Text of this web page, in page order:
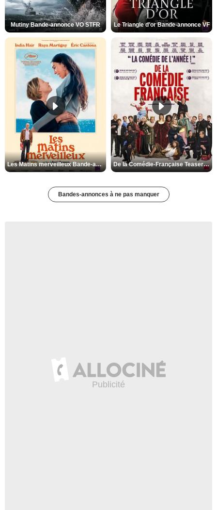
Mutiny Bande-annonce VO STFR Le Triangle d'or Bande-annonce VF
Les Matins merveilleux Bande-annonce VF De la Comédie-Française Teaser VF
Bandes-annonces à ne pas manquer